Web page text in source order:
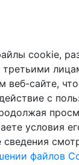
cookie,
веб-сайте,
с
условия
файлов